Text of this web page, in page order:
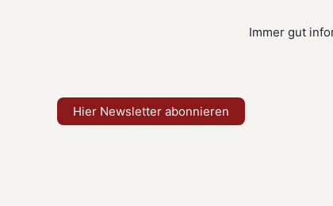
Immer gut
Hier Newsletter abonnieren